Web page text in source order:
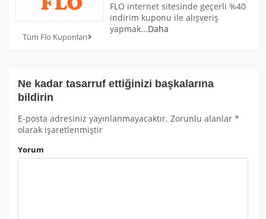
Tüm Flo Kuponları
FLO internet sitesinde geçerli %40
indirim kuponu ile alışveriş
yapmak...Daha
Ne kadar tasarruf ettiğinizi başkalarına
bildirin
E-posta adresiniz yayınlanmayacaktır. Zorunlu alanlar *
olarak işaretlenmiştir
Yorum